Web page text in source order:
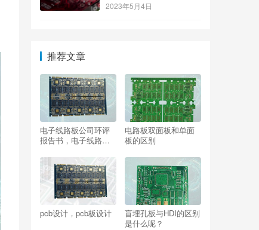
2023年5月4日
推荐文章
电子线路板公司环评
报告书，电子线路板
型？
电路板双面板和单面
板的区别
pcb设计，pcb板设计
盲埋孔板与HDI的区别
是什么呢？